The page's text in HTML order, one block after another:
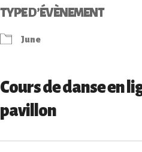
TYPE D’ÉVÈNEMENT
June
Cours de danse en
pavillon